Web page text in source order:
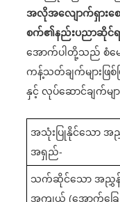
အလိုအလျောက်ရှားစ
စက်၏နည်းပညာဆိုင်ရ
အောက်ပါတို့သည် စံမ
ကန့်သတ်ချက်များဖြစ်
နှင့် လုပ်ဆောင်ချက်မ
အသုံးပြုနိုင်သော အ
အရှည်-
သက်ဆိုင်သော အညွှန်
အကျယ် (အောက်ခြေ